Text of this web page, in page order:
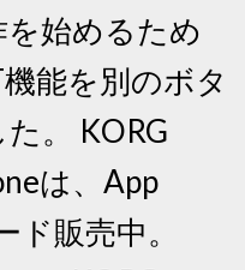
始めるため
能を別のボタ
。 KORG
は、App
販売中。